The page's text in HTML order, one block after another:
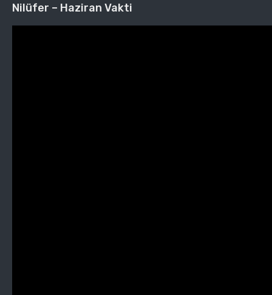
Nilüfer – Haziran Vakti